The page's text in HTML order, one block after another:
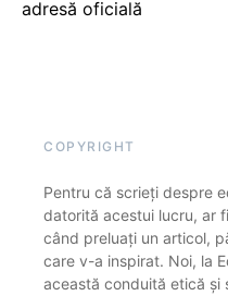
adresă oficială
COPYRIGHT
Pentru că scrieți despre
datorită acestui lucru, ar
când preluați un articol,
care v-a inspirat. Noi, la
această conduită etică și